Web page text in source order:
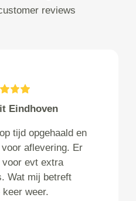
reviews
Eindhoven
tijd opgehaald en
aflevering. Er
voor evt extra
Wat mij betreft
keer weer.